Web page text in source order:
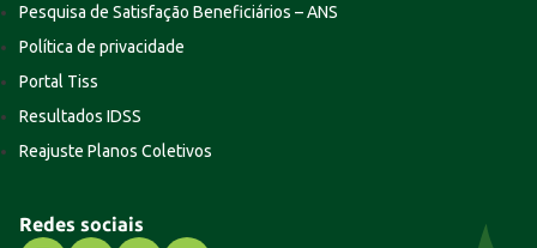
Pesquisa de Satisfação Beneficiários – ANS
Política de privacidade
Portal Tiss
Resultados IDSS
Reajuste Planos Coletivos
Redes sociais